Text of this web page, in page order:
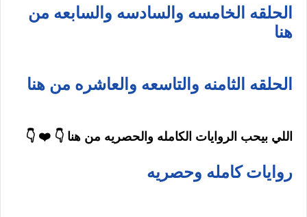
الحلقه الخامسه والسادسه والسابعه من
هنا
الحلقه الثامنه والتاسعه والعاشره من هنا
اللي بيحب الروايات الكامله والحصريه من هنا 👇 ❤️ 👇
روايات كامله وحصريه